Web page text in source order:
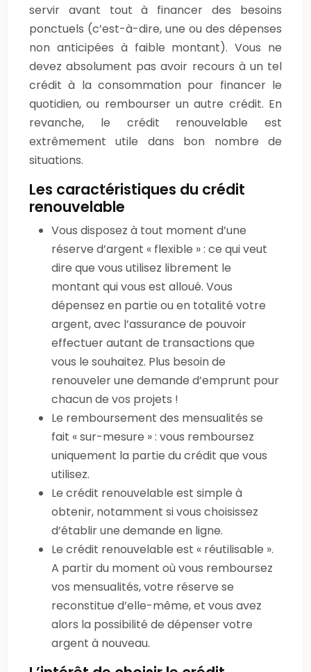
servir avant tout à financer des besoins
ponctuels (c’est-à-dire, une ou des dépenses
non anticipées à faible montant). Vous ne
devez absolument pas avoir recours à un tel
crédit à la consommation pour financer le
quotidien, ou rembourser un autre crédit. En
revanche, le crédit renouvelable est
extrêmement utile dans bon nombre de
situations.
Les caractéristiques du crédit
renouvelable
Vous disposez à tout moment d’une
réserve d’argent « flexible » : ce qui veut
dire que vous utilisez librement le
montant qui vous est alloué. Vous
dépensez en partie ou en totalité votre
argent, avec l’assurance de pouvoir
effectuer autant de transactions que
vous le souhaitez. Plus besoin de
renouveler une demande d’emprunt pour
chacun de vos projets !
Le remboursement des mensualités se
fait « sur-mesure » : vous remboursez
uniquement la partie du crédit que vous
utilisez.
Le crédit renouvelable est simple à
obtenir, notamment si vous choisissez
d’établir une demande en ligne.
Le crédit renouvelable est « réutilisable ».
A partir du moment où vous remboursez
vos mensualités, votre réserve se
reconstitue d’elle-même, et vous avez
alors la possibilité de dépenser votre
argent à nouveau.